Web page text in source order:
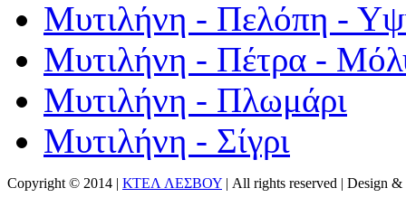
Μυτιλήνη - Πελόπη -
Μυτιλήνη - Πέτρα -
Μυτιλήνη - Πλωμάρι
Μυτιλήνη - Σίγρι
Copyright © 2014 | ΚΤΕΛ ΛΕΣΒΟΥ | All rights reserved | Design &